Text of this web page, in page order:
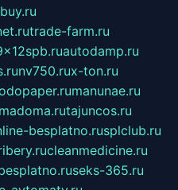
trade-farm.ru
autodamp.ru
nv750.rux-ton.ru
manunae.ru
madoma.rutajuncos.ru
besplatno.rusplclub.ru
cleanmedicine.ru
seks-365.ru